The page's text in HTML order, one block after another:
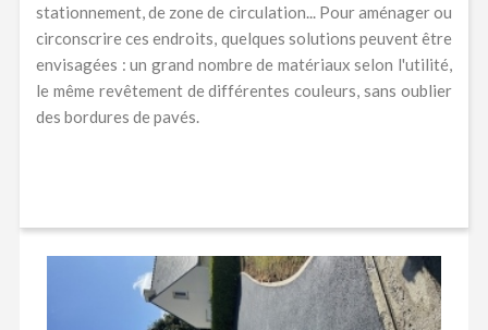
stationnement, de zone de circulation... Pour aménager ou
circonscrire ces endroits, quelques solutions peuvent être
envisagées : un grand nombre de matériaux selon l'utilité,
le même revêtement de différentes couleurs, sans oublier
des bordures de pavés.